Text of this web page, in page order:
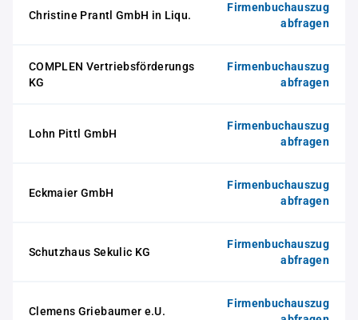
Christine Prantl GmbH in Liqu.
Firmenbuchauszug
abfragen
COMPLEN Vertriebsförderungs
KG
Firmenbuchauszug
abfragen
Lohn Pittl GmbH
Firmenbuchauszug
abfragen
Eckmaier GmbH
Firmenbuchauszug
abfragen
Schutzhaus Sekulic KG
Firmenbuchauszug
abfragen
Clemens Griebaumer e.U.
Firmenbuchauszug